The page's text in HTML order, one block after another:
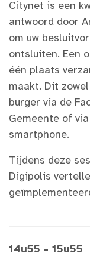
Citynet is een
antwoord door
om uw
ontsluiten. Een
één plaats
maakt. Dit
burger via de
Gemeente of
smartphone.
Tijdens deze
Digipolis
14u55 - 15u55